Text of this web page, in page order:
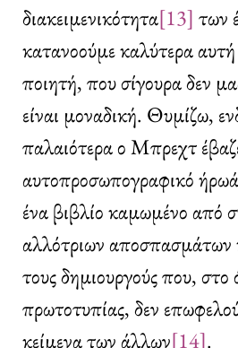
διακειμενικότητα[13] των
κατανοούμε καλύτερα
ποιητή, που σίγουρα δεν
είναι μοναδική. Θυμίζω,
παλαιότερα ο Μπρεχτ
αυτοπροσωπογραφικό
ένα βιβλίο καμωμένο από
αλλότριων αποσπασμάτων
τους δημιουργούς που, στο
πρωτοτυπίας, δεν
κείμενα των άλλων[14].